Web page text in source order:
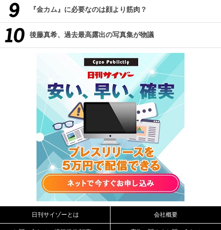
『金カム』に必要なのは顔より筋肉？
後藤真希、過去最高露出の写真集が物議
日刊サイゾーとは 会社概要